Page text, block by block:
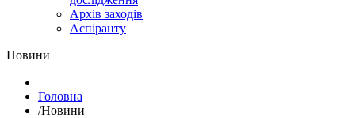
Архів заходів
Аспіранту
Hовини
Головна
/Hовини